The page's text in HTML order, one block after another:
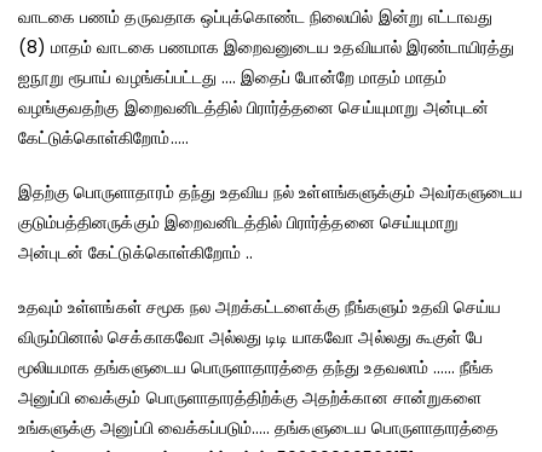
வாடகை பணம் தருவதாக ஒப்புக்கொண்ட நிலையில் இன்று எட்டாவது
(8) மாதம் வாடகை பணமாக இறைவனுடைய உதவியால் இரண்டாயிரத்து
ஐநூறு ரூபாய் வழங்கப்பட்டது …. இதைப் போன்றே மாதம் மாதம்
வழங்குவதற்கு இறைவனிடத்தில் பிரார்த்தனை செய்யுமாறு அன்புடன்
கேட்டுக்கொள்கிறோம்…..
இதற்கு பொருளாதாரம் தந்து உதவிய நல் உள்ளங்களுக்கும் அவர்களுடைய
குடும்பத்தினருக்கும் இறைவனிடத்தில் பிரார்த்தனை செய்யுமாறு
அன்புடன் கேட்டுக்கொள்கிறோம் ..
உதவும் உள்ளங்கள் சமூக நல அறக்கட்டளைக்கு நீங்களும் உதவி செய்ய
விரும்பினால் செக்காகவோ அல்லது டிடி யாகவோ அல்லது கூகுள் பே
மூலியமாக தங்களுடைய பொருளாதாரத்தை தந்து உதவலாம் …… நீங்க
அனுப்பி வைக்கும் பொருளாதாரத்திற்க்கு அதற்க்கான சான்றுகளை
உங்களுக்கு அனுப்பி வைக்கப்படும்….. தங்களுடைய பொருளாதாரத்தை